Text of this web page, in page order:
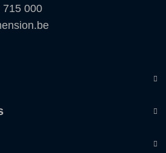
715 000